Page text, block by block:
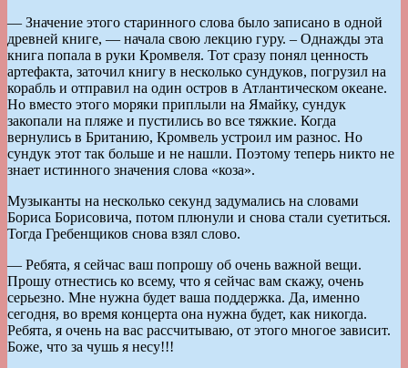
— Значение этого старинного слова было записано в одной
древней книге, — начала свою лекцию гуру. – Однажды эта
книга попала в руки Кромвеля. Тот сразу понял ценность
артефакта, заточил книгу в несколько сундуков, погрузил на
корабль и отправил на один остров в Атлантическом океане.
Но вместо этого моряки приплыли на Ямайку, сундук
закопали на пляже и пустились во все тяжкие. Когда
вернулись в Британию, Кромвель устроил им разнос. Но
сундук этот так больше и не нашли. Поэтому теперь никто не
знает истинного значения слова «коза».
Музыканты на несколько секунд задумались на словами
Бориса Борисовича, потом плюнули и снова стали суетиться.
Тогда Гребенщиков снова взял слово.
— Ребята, я сейчас ваш попрошу об очень важной вещи.
Прошу отнестись ко всему, что я сейчас вам скажу, очень
серьезно. Мне нужна будет ваша поддержка. Да, именно
сегодня, во время концерта она нужна будет, как никогда.
Ребята, я очень на вас рассчитываю, от этого многое зависит.
Боже, что за чушь я несу!!!